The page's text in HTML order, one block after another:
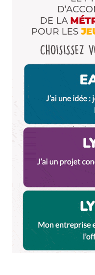
Dis-nous tout
Enregistrer mon